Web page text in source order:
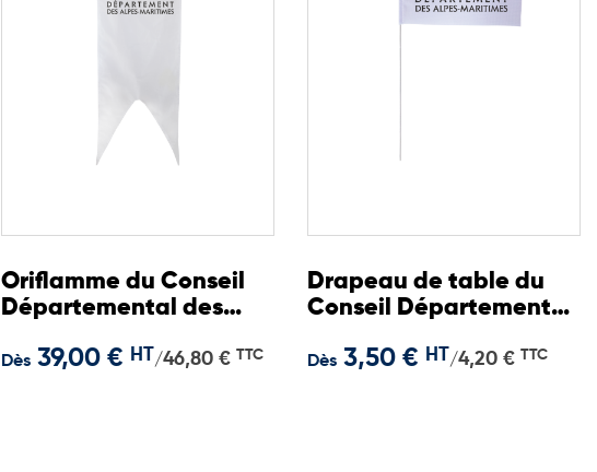
Oriflamme du Conseil
Départemental des
Dès 39,00 € HT/46,80 € TTC
Drapeau de table du
Conseil Départemental
10x15 cm
Dès 3,50 € HT/4,20 € TTC